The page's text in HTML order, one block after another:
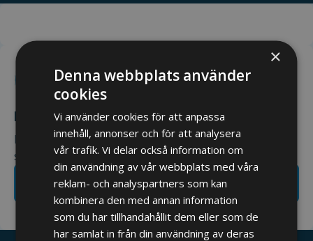
Har du ett projekt på gång?
Hör av dig till oss så återkommer vi till dig så snart
som möjligt.
Ta kontakt med oss
×
Denna webbplats använder
cookies
Vi använder cookies för att anpassa
innehåll, annonser och för att analysera
vår trafik. Vi delar också information om
din användning av vår webbplats med våra
reklam- och analyspartners som kan
kombinera den med annan information
som du har tillhandahållit dem eller som de
har samlat in från din användning av deras